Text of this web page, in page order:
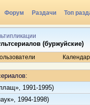
Форум Раздачи Топ
(буржуйские)
1991-1995)
1994-1998)